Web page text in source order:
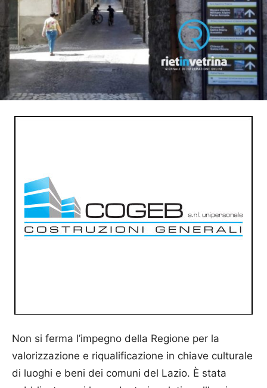
Non si ferma l’impegno della Regione per la
valorizzazione e riqualificazione in chiave culturale
di luoghi e beni dei comuni del Lazio. È stata